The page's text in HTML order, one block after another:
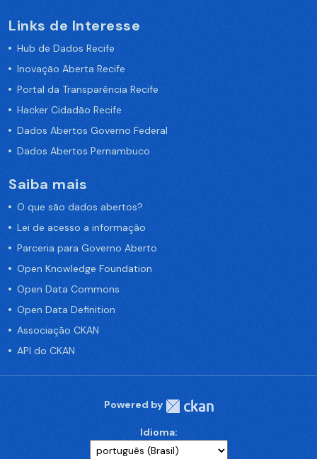
Links de Interesse
Hub de Dados Recife
Inovação Aberta Recife
Portal da Transparência Recife
Hacker Cidadão Recife
Dados Abertos Governo Federal
Dados Abertos Pernambuco
Saiba mais
O que são dados abertos?
Lei de acesso a informação
Parceria para Governo Aberto
Open Knowledge Foundation
Open Data Commons
Open Data Definition
Associação CKAN
API do CKAN
Powered by
Idioma